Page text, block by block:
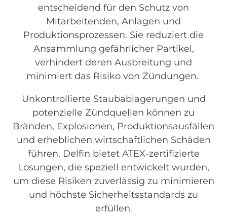
entscheidend für den Schutz von
Mitarbeitenden, Anlagen und
Produktionsprozessen. Sie reduziert die
Ansammlung gefährlicher Partikel,
verhindert deren Ausbreitung und
minimiert das Risiko von Zündungen.
Unkontrollierte Staubablagerungen und
potenzielle Zündquellen können zu
Bränden, Explosionen, Produktionsausfällen
und erheblichen wirtschaftlichen Schäden
führen. Delfin bietet ATEX-zertifizierte
Lösungen, die speziell entwickelt wurden,
um diese Risiken zuverlässig zu minimieren
und höchste Sicherheitsstandards zu
erfüllen.